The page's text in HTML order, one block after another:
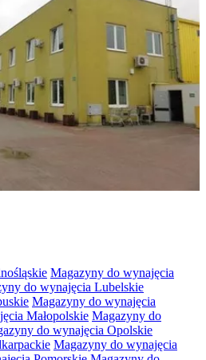
Magazyny do wynajęcia
do wynajęcia Lubelskie
Magazyny do wynajęcia
Małopolskie Magazyny do
do wynajęcia Opolskie
Magazyny do wynajęcia